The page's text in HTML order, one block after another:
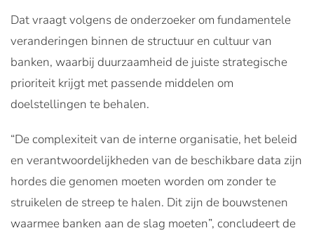
Dat vraagt volgens de onderzoeker om fundamentele
veranderingen binnen de structuur en cultuur van
banken, waarbij duurzaamheid de juiste strategische
prioriteit krijgt met passende middelen om
doelstellingen te behalen.
“De complexiteit van de interne organisatie, het beleid
en verantwoordelijkheden van de beschikbare data zijn
hordes die genomen moeten worden om zonder te
struikelen de streep te halen. Dit zijn de bouwstenen
waarmee banken aan de slag moeten”, concludeert de